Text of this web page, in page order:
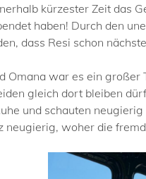
kürzester Zeit das
haben! Durch den
dass Resi schon
Omana war es ein
gleich dort bleiben
und schauten
neugierig, woher die